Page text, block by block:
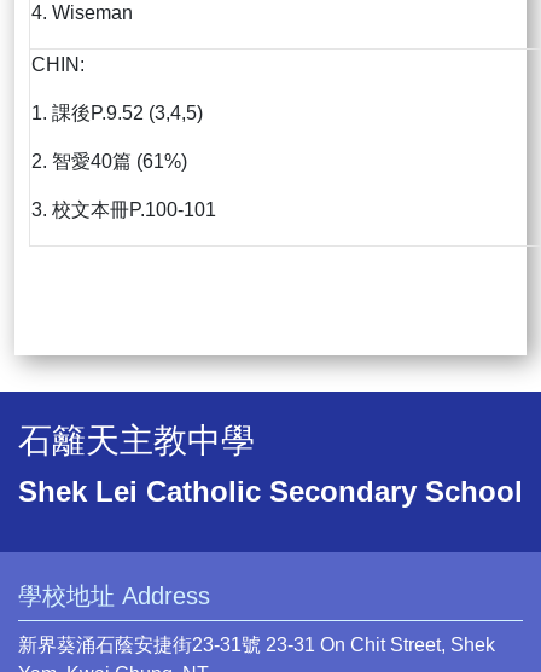
4. Wiseman
CHIN:
1. 課後P.9.52 (3,4,5)
2. 智愛40篇 (61%)
3. 校文本冊P.100-101
石籬天主教中學
Shek Lei Catholic Secondary School
學校地址 Address
新界葵涌石蔭安捷街23-31號 23-31 On Chit Street, Shek